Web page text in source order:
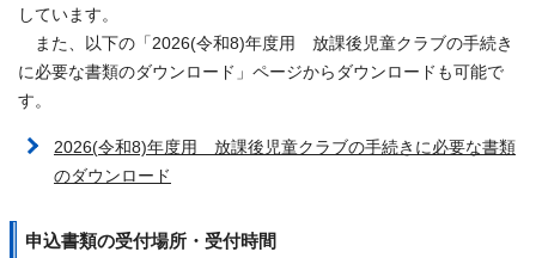
しています。
また、以下の「2026(令和8)年度用 放課後児童クラブの手続き
に必要な書類のダウンロード」ページからダウンロードも可能で
す。
2026(令和8)年度用 放課後児童クラブの手続きに必要な書類
のダウンロード
申込書類の受付場所・受付時間